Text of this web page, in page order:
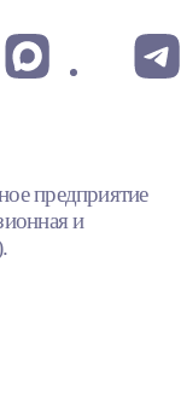
предприятие
и